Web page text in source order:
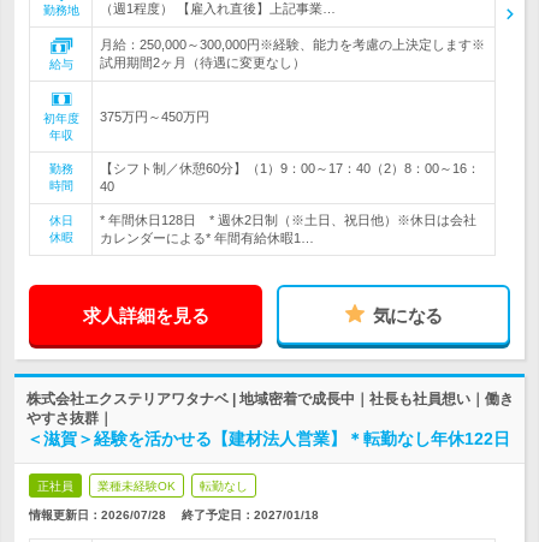
勤務地
（週1程度） 【雇入れ直後】上記事業…
給与
月給：250,000～300,000円※経験、能力を考慮の上決定します※
試用期間2ヶ月（待遇に変更なし）
初年度
年収
375万円～450万円
勤務
時間
【シフト制／休憩60分】（1）9：00～17：40（2）8：00～16：
40
休日
休暇
* 年間休日128日 * 週休2日制（※土日、祝日他）※休日は会社
カレンダーによる* 年間有給休暇1…
求人詳細を見る 気になる
株式会社エクステリアワタナベ | 地域密着で成長中｜社長も社員想い｜働き
やすさ抜群｜
＜滋賀＞経験を活かせる【建材法人営業】＊転勤なし年休122日
正社員 業種未経験OK 転勤なし
情報更新日：2026/07/28 終了予定日： 2027/01/18